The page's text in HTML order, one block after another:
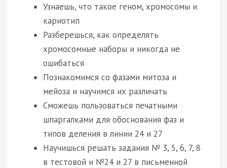
Узнаешь, что такое геном, хромосомы и
кариотип
Разберешься, как определять
хромосомные наборы и никогда не
ошибаться
Познакомимся со фазами митоза и
мейоза и научимся их различать
Сможешь пользоваться печатными
шпаргалками для обоснования фаз и
типов деления в линии 24 и 27
Научишься решать задания № 3, 5, 6, 7, 8
в тестовой и №24 и 27 в письменной